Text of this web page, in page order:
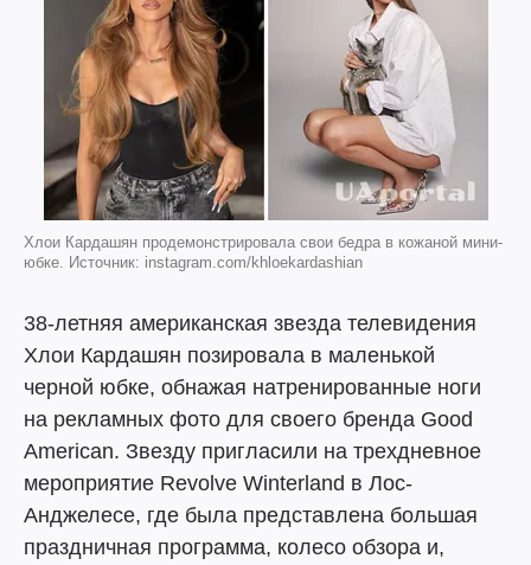
Хлои Кардашян продемонстрировала свои бедра в кожаной мини-
юбке. Источник: instagram.com/khloekardashian
38-летняя американская звезда телевидения
Хлои Кардашян позировала в маленькой
черной юбке, обнажая натренированные ноги
на рекламных фото для своего бренда Good
American. Звезду пригласили на трехдневное
мероприятие Revolve Winterland в Лос-
Анджелесе, где была представлена большая
праздничная программа, колесо обзора и,